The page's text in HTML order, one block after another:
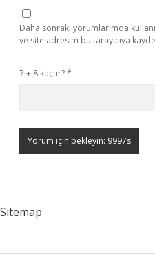
Daha sonraki yorumlarımda
ve site adresim bu tarayıcıya
7 + 8 kaçtır?*
Sitemap